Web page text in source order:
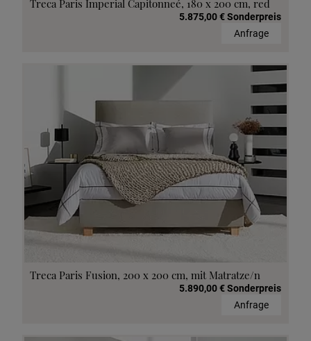
Treca Paris Imperial Capitonneé, 180 x 200 cm, red
5.875,00 € Sonderpreis
Anfrage
Treca Paris Fusion, 200 x 200 cm, mit Matratze/n
5.890,00 € Sonderpreis
Anfrage